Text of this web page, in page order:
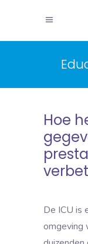
Hoe
De ICU is
omgeving